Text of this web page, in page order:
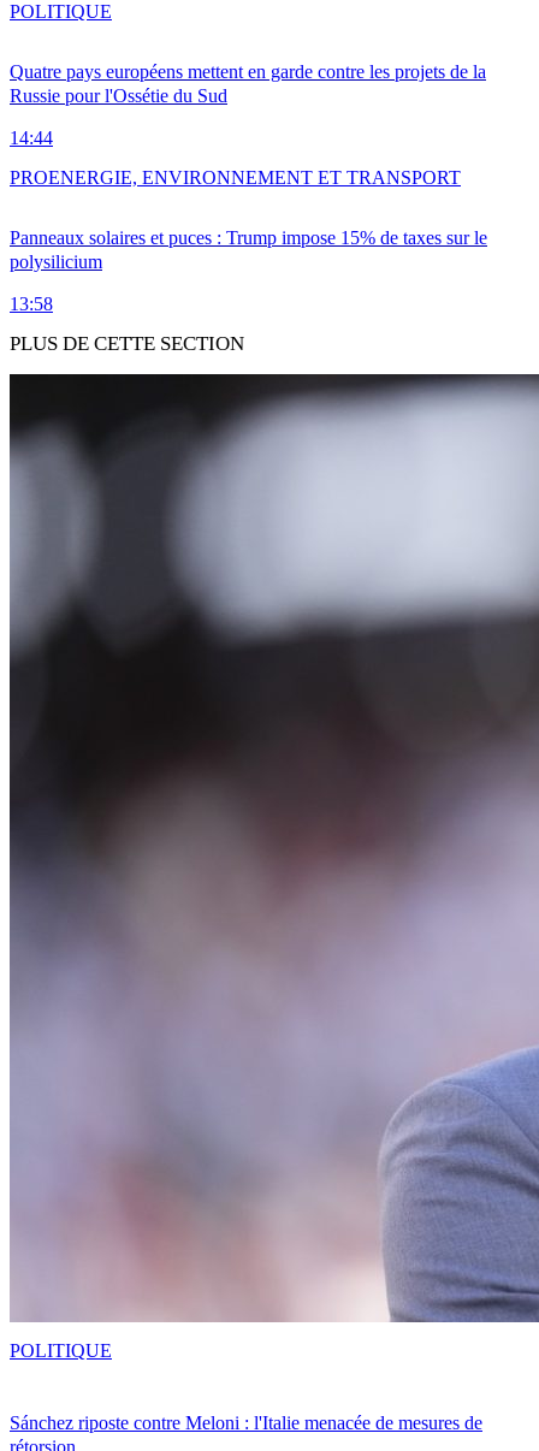
Quatre pays européens mettent en garde contre les projets de la
Russie pour l'Ossétie du Sud
14:44
POLITIQUE
Panneaux solaires et puces : Trump impose 15% de taxes sur le
polysilicium
13:58
PROENERGIE, ENVIRONNEMENT ET TRANSPORT
PLUS DE CETTE SECTION
Sánchez riposte contre Meloni : l'Italie menacée de mesures de
POLITIQUE